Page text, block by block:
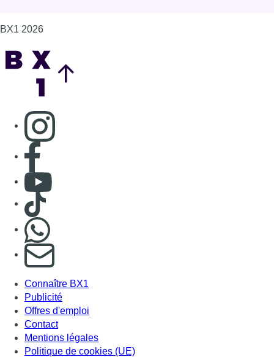
BX1 2026
Consulter page Instagram
Consulter page Facebook
Consulter Youtube
Consulter TikTok
S'abonner à notre newsletter
Connaître BX1
Publicité
Offres d'emploi
Contact
Mentions légales
Politique de cookies (UE)